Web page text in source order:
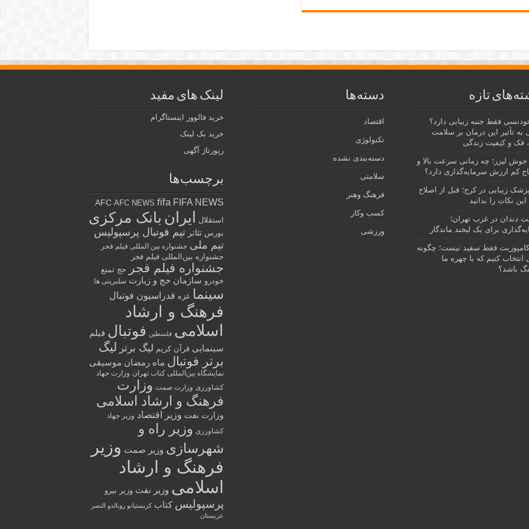
تازه
فقط جنبه زیبایی دارد؟
به تأثیر این درمان بر سلامت
فک و کیفیت زندگی
جوش لیزر؛ چه زمانی سرعت بالا و
کم ارزش سرمایه‌گذاری دارد؟
زیبایی در کرج؛ قبل از اصلاح
این نکات را بدانید
دندان در غرب تهران؛
برای یک لبخند ماندگار
فقط سفید نیست؛ چگونه
انتخاب کنیم که با چهره ما
باشد؟
دسته‌ها
اقتصاد
تکنولوژی
دسته‌بندی نشده
سلامتی
فرهنگ وهنر
کسب وکار
ورزشی
لینک های مفید
خرید فالوور اینستاگرام
خرید بک لینک
رپورتاژ آگهی
برچسب‌ها
AFC AFC NEWS fifa FIFA NEWS
استقلال ایران بانک مرکزی
بورس تئاتر تیم فوتبال پرسپولیس
تیم ملی جشنواره بین المللی فیلم فجر
جشنواره بین‌المللی فیلم فجر
جشنواره فیلم فجر
حج تمتع
خودرو سازمان حج و زیارت سلبریتی ها
سینما غزه فدراسیون فوتبال
فرهنگ و ارشاد
اسلامی فلسطین فوتبال فیلم
سینمایی قرآن کریم لیگ برتر لیگ
برتر فوتبال ماه رمضان موسیقی
نمایشگاه بین‌المللی کتاب تهران وزارت جهاد
کشاورزی وزارت صمت وزارت
فرهنگ و ارشاد اسلامی
وزارت نفت وزیر اقتصاد وزیر جهاد
کشاورزی وزیر راه و
شهرسازی وزیر صمت وزیر
فرهنگ و ارشاد
اسلامی وزیر نفت وزیر نیرو
پرسپولیس کتاب کریستیانو رونالدو النصر
عربستان